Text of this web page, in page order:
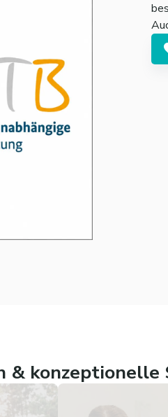
& konzeptionelle